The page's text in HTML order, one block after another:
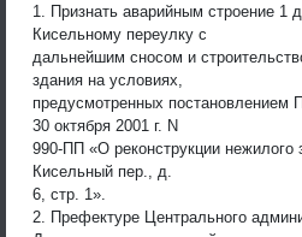
1. Признать аварийным строение 1
Кисельному переулку с
дальнейшим сносом и
здания на условиях,
предусмотренных постановлением
30 октября 2001 г. N
990-ПП «О реконструкции
Кисельный пер., д.
6, стр. 1».
2. Префектуре Центрального